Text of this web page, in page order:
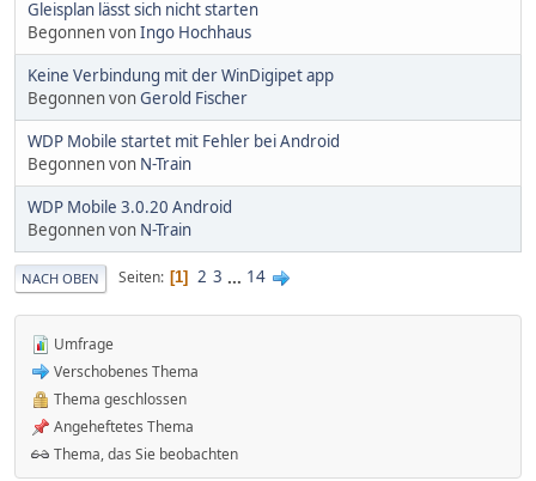
Gleisplan lässt sich nicht starten
Begonnen vonIngo Hochhaus
Keine Verbindung mit der WinDigipet app
Begonnen vonGerold Fischer
WDP Mobile startet mit Fehler bei Android
Begonnen von N-Train
WDP Mobile 3.0.20 Android
Begonnen von N-Train
NACH OBEN Seiten 1 2 3 ... 14
Umfrage
Verschobenes Thema
Thema geschlossen
Angeheftetes Thema
Thema, das Sie beobachten